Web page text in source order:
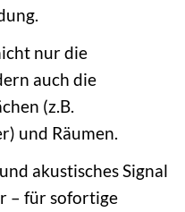
nur die
auch die
(z.B.
und Räumen.
akustisches Signal
– für sofortige